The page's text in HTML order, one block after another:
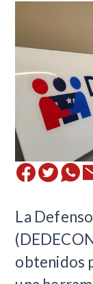
La
obtenidos